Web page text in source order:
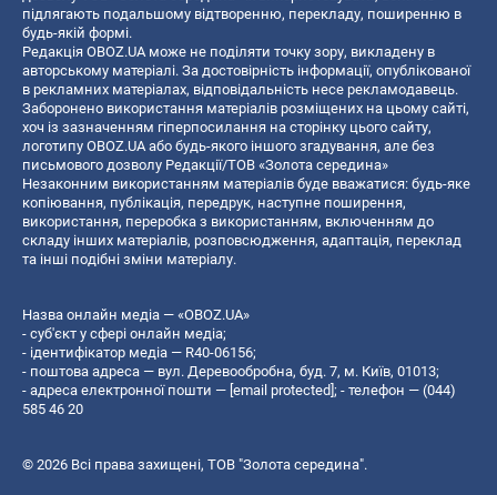
підлягають подальшому відтворенню, перекладу, поширенню в
будь-якій формі.
Редакція OBOZ.UA може не поділяти точку зору, викладену в
авторському матеріалі. За достовірність інформації, опублікованої
в рекламних матеріалах, відповідальність несе рекламодавець.
Заборонено використання матеріалів розміщених на цьому сайті,
хоч із зазначенням гіперпосилання на сторінку цього сайту,
логотипу OBOZ.UA або будь-якого іншого згадування, але без
письмового дозволу Редакції/ТОВ «Золота середина»
Незаконним використанням матеріалів буде вважатися: будь-яке
копiювання, публiкацiя, передрук, наступне поширення,
використання, переробка з використанням, включенням до
складу інших матеріалів, розповсюдження, адаптація, переклад
та інші подібні зміни матеріалу.
Назва онлайн медіа — «OBOZ.UA»
- суб'єкт у сфері онлайн медіа;
- ідентифікатор медіа — R40-06156;
- поштова адреса — вул. Деревообробна, буд. 7, м. Київ, 01013;
- адреса електронної пошти — [email protected]; - телефон — (044)
585 46 20
© 2026 Всі права захищені, ТОВ "Золота середина".